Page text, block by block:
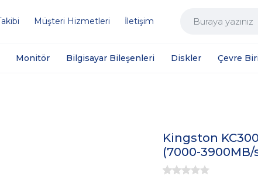
Müşteri Hizmetleri İletişim
Monitör Bilgisayar Bileşenleri Diskler Çevre
Kingston
(7000-3900MB/